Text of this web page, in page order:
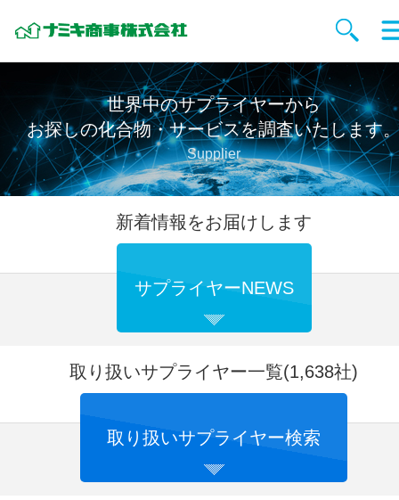
Supplier
世界中のサプライヤーから
お探しの化合物・サービスを調査いたします
新着情報をお届けします
サプライヤーNEWS
取り扱いサプライヤー一覧(1,638社)
取り扱いサプライヤー検索